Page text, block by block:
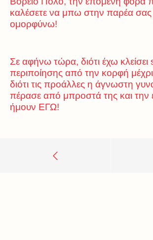
καλέσετε να μπω στην παρέα σας
ομορφύνω!
Σε αφήνω τώρα, διότι έχω κλείσει
περιποίησης από την κορφή μέχρι
διότι τις προάλλες η άγνωστη
πέρασε από μπροστά της και την
ήμουν ΕΓΩ!